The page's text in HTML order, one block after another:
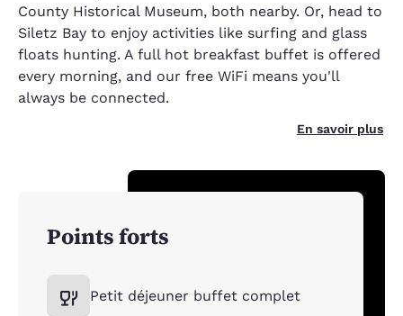
County Historical Museum, both nearby. Or, head to
Siletz Bay to enjoy activities like surfing and glass
floats hunting. A full hot breakfast buffet is offered
every morning, and our free WiFi means you'll
always be connected.
En savoir plus
Points forts
Petit déjeuner buffet complet